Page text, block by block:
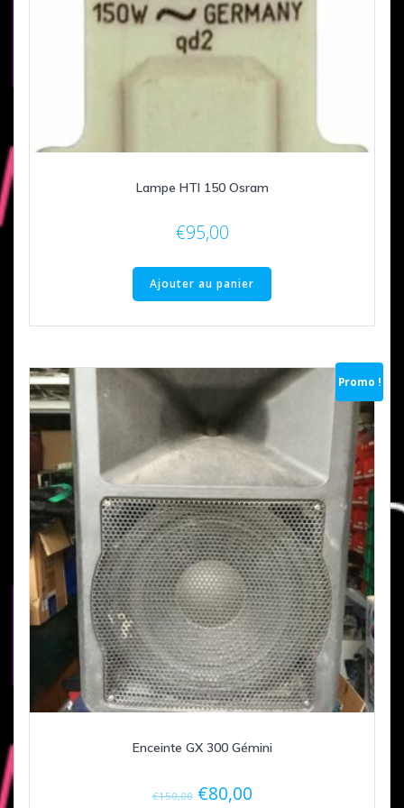
Lampe HTI 150 Osram
€95,00
Ajouter au panier
Promo !
Enceinte GX 300 Gémini
€150,00 Le
€80,00Le